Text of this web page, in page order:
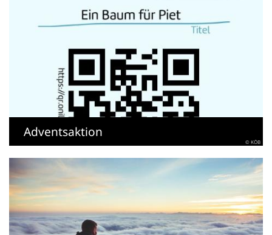
Adventsaktion
© KÖB